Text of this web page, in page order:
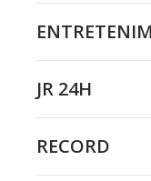
JR 24H
RECORD